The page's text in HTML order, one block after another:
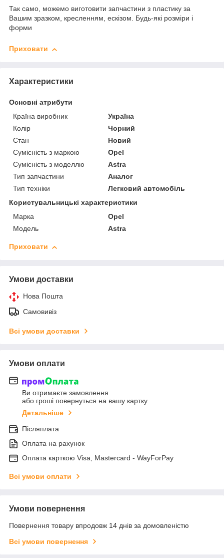
Так само, можемо виготовити запчастини з пластику за
Вашим зразком, кресленням, ескізом. Будь-які розміри і
форми
Приховати
Характеристики
Основні атрибути
Країна виробник
Україна
Колір
Чорний
Стан
Новий
Сумісність з маркою
Opel
Сумісність з моделлю
Astra
Тип запчастини
Аналог
Тип техніки
Легковий автомобіль
Користувальницькі характеристики
Марка
Opel
Мoдель
Astra
Приховати
Умови доставки
Нова Пошта
Самовивіз
Всі умови доставки
Умови оплати
Ви отримаєте замовлення
або гроші повернуться на вашу картку
Детальніше
Післяплата
Оплата на рахунок
Оплата карткою Visa, Mastercard - WayForPay
Всі умови оплати
Умови повернення
Повернення товару впродовж 14 днів за домовленістю
Всі умови повернення